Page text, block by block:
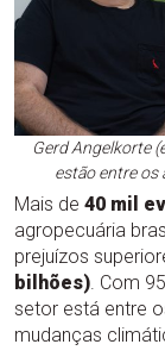
Gerd Angelkorte
estão entre os
Mais de 40 mil
agropecuária
prejuízos
bilhões). Com
setor está entre
mudanças